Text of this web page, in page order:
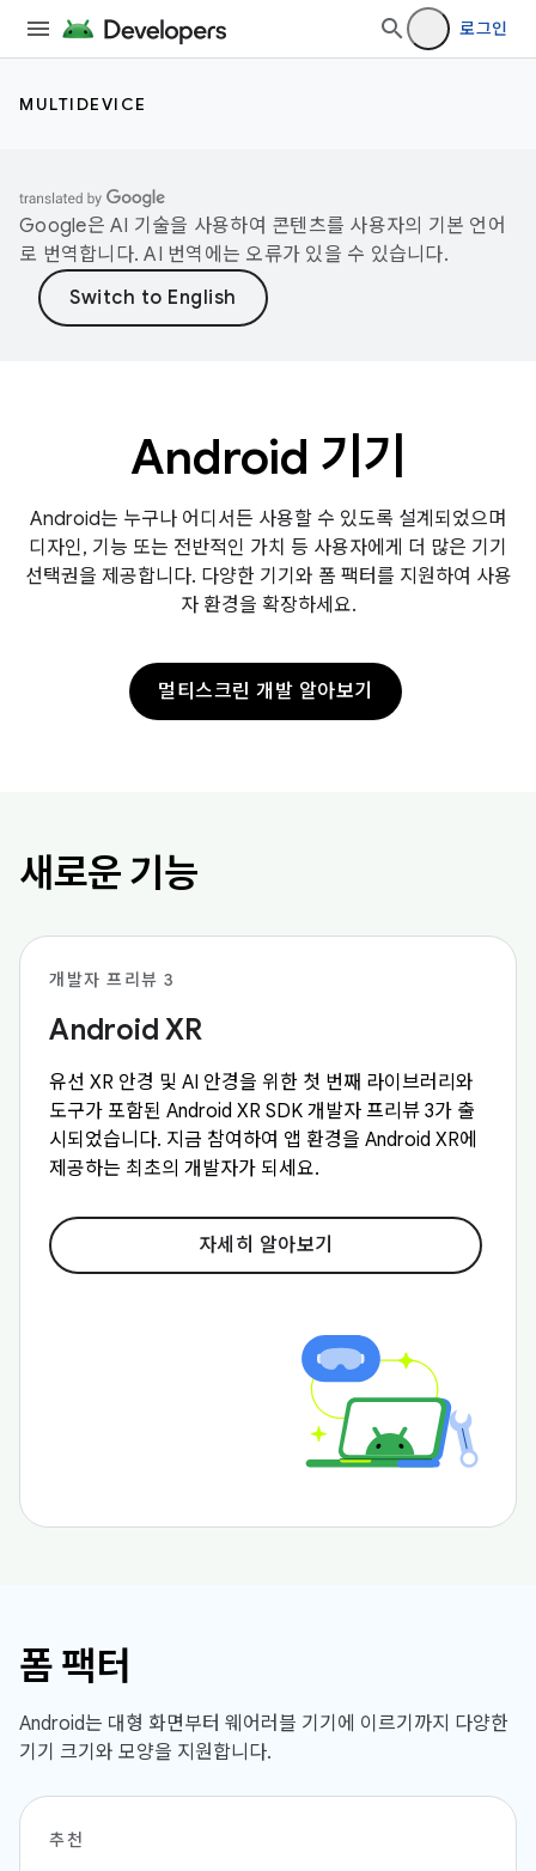
로그인
MULTIDEVICE
Google은 AI 기술을 사용하여 콘텐츠를 사용자의 기본 언어
로 번역합니다. AI 번역에는 오류가 있을 수 있습니다.
Android 기기
Android는 누구나 어디서든 사용할 수 있도록 설계되었으며
디자인, 기능 또는 전반적인 가치 등 사용자에게 더 많은 기기
선택권을 제공합니다. 다양한 기기와 폼 팩터를 지원하여 사용
자 환경을 확장하세요.
멀티스크린 개발 알아보기
새로운 기능
개발자 프리뷰 3
Android XR
유선 XR 안경 및 AI 안경을 위한 첫 번째 라이브러리와
도구가 포함된 Android XR SDK 개발자 프리뷰 3가 출
시되었습니다. 지금 참여하여 앱 환경을 Android XR에
제공하는 최초의 개발자가 되세요.
자세히 알아보기
폼 팩터
Android는 대형 화면부터 웨어러블 기기에 이르기까지 다양한
기기 크기와 모양을 지원합니다.
추천